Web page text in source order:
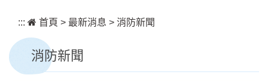
::: 首頁 > 最新消息 > 消防新聞
消防新聞